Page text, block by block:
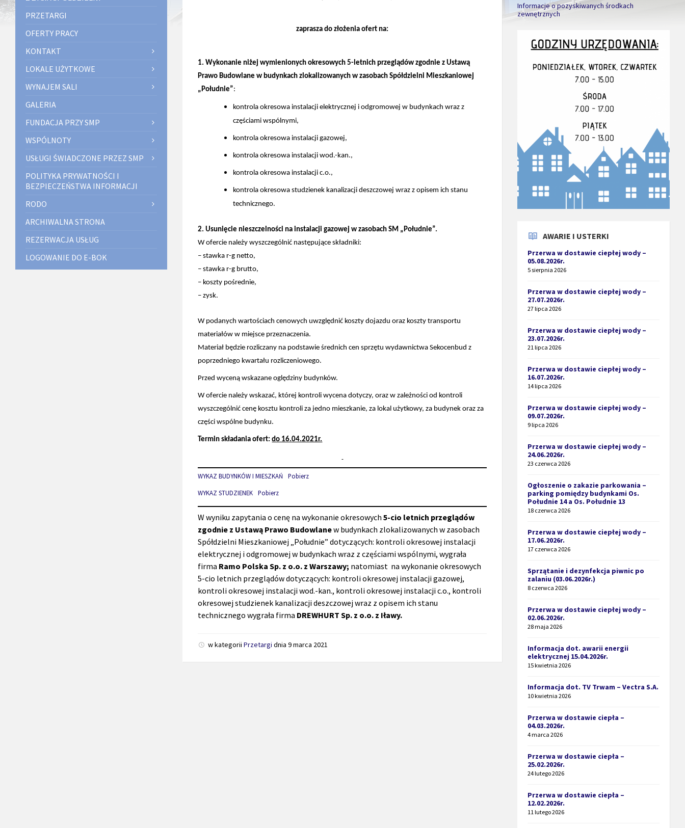
zaprasza do złożenia ofert na:
1. Wykonanie niżej wymienionych okresowych 5-letnich przeglądów zgodnie z Ustawą
Prawo Budowlane w budynkach zlokalizowanych w zasobach Spółdzielni Mieszkaniowej
„Południe”:
kontrola okresowa instalacji elektrycznej i odgromowej w budynkach wraz z
częściami wspólnymi,
kontrola okresowa instalacji gazowej,
kontrola okresowa instalacji wod.-kan.,
kontrola okresowa instalacji c.o.,
kontrola okresowa studzienek kanalizacji deszczowej wraz z opisem ich stanu
technicznego.
2. Usunięcie nieszczelności na instalacji gazowej w zasobach SM „Południe”.
W ofercie należy wyszczególnić następujące składniki:
– stawka r-g netto,
– stawka r-g brutto,
– koszty pośrednie,
– zysk.
W podanych wartościach cenowych uwzględnić koszty dojazdu oraz koszty transportu
materiałów w miejsce przeznaczenia.
Materiał będzie rozliczany na podstawie średnich cen sprzętu wydawnictwa Sekocenbud z
poprzedniego kwartału rozliczeniowego.
Przed wyceną wskazane oględziny budynków.
W ofercie należy wskazać, której kontroli wycena dotyczy, oraz w zależności od kontroli
wyszczególnić cenę kosztu kontroli za jedno mieszkanie, za lokal użytkowy, za budynek oraz za
części wspólne budynku.
Termin składania ofert:do 16.04.2021r.
WYKAZ BUDYNKÓW I MIESZKAŃ Pobierz
WYKAZ STUDZIENEK Pobierz
W wyniku zapytania o cenę na wykonanie okresowych5-cio letnich przeglądów
zgodnie z Ustawą Prawo Budowlanew budynkach zlokalizowanych w zasobach
Spółdzielni Mieszkaniowej „Południe” dotyczących: kontroli okresowej instalacji
elektrycznej i odgromowej w budynkach wraz z częściami wspólnymi, wygrała
firma Ramo Polska Sp. z o.o. z Warszawy; natomiast na wykonanie okresowych
5-cio letnich przeglądów dotyczących: kontroli okresowej instalacji gazowej,
kontroli okresowej instalacji wod.-kan., kontroli okresowej instalacji c.o., kontroli
okresowej studzienek kanalizacji deszczowej wraz z opisem ich stanu
technicznego wygrała firma DREWHURT Sp. z o.o. z Iławy.
w kategoriiPrzetargi dnia9 marca 2021
PRZETARGI
OFERTY PRACY
KONTAKT
LOKALE UŻYTKOWE
WYNAJEM SALI
GALERIA
FUNDACJA PRZY SMP
WSPÓLNOTY
USŁUGI ŚWIADCZONE PRZEZ SMP
POLITYKA PRYWATNOŚCI I
BEZPIECZEŃSTWA INFORMACJI
RODO
ARCHIWALNA STRONA
REZERWACJA USŁUG
LOGOWANIE DO E-BOK
Informacje o pozyskiwanych środkach
zewnętrznych
AWARIE I USTERKI
Przerwa w dostawie ciepłej wody –
05.08.2026r.
5 sierpnia 2026
Przerwa w dostawie ciepłej wody –
27.07.2026r.
27 lipca 2026
Przerwa w dostawie ciepłej wody –
23.07.2026r.
21 lipca 2026
Przerwa w dostawie ciepłej wody –
16.07.2026r.
14 lipca 2026
Przerwa w dostawie ciepłej wody –
09.07.2026r.
9 lipca 2026
Przerwa w dostawie ciepłej wody –
24.06.2026r.
23 czerwca 2026
Ogłoszenie o zakazie parkowania –
parking pomiędzy budynkami Os.
Południe 14 a Os. Południe 13
18 czerwca 2026
Przerwa w dostawie ciepłej wody –
17.06.2026r.
17 czerwca 2026
Sprzątanie i dezynfekcja piwnic po
zalaniu (03.06.2026r.)
8 czerwca 2026
Przerwa w dostawie ciepłej wody –
02.06.2026r.
28 maja 2026
Informacja dot. awarii energii
elektrycznej 15.04.2026r.
15 kwietnia 2026
Informacja dot. TV Trwam – Vectra S.A.
10 kwietnia 2026
Przerwa w dostawie ciepła –
04.03.2026r.
4 marca 2026
Przerwa w dostawie ciepła –
25.02.2026r.
24 lutego 2026
Przerwa w dostawie ciepła –
12.02.2026r.
11 lutego 2026